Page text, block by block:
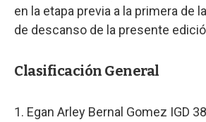
en la etapa previa a la primera de
de descanso de la presente
Clasificación General
1. Egan Arley Bernal Gomez IGD